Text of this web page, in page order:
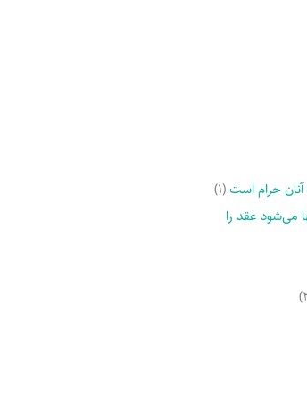
آنان حرام است(۱)
مى‌شود عقد را